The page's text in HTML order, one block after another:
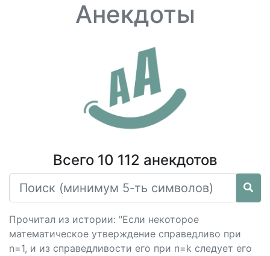
Анекдоты
Всего 10 112 анекдотов
Прочитал из истории: "Если некоторое
математическое утверждение справедливо при
n=1, и из справедливости его при n=k следует его